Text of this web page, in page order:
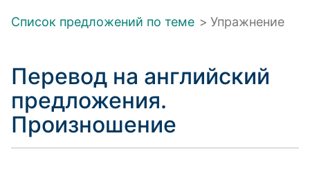
Список предложений по теме > Упражнение
Перевод на английский
предложения.
Произношение